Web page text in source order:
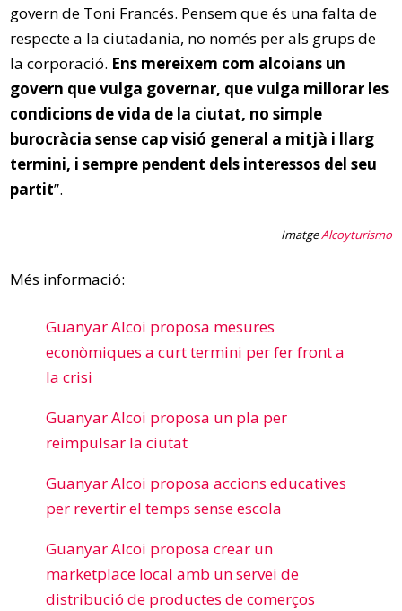
govern de Toni Francés. Pensem que és una falta de
respecte a la ciutadania, no només per als grups de
la corporació. Ens mereixem com alcoians un
govern que vulga governar, que vulga millorar les
condicions de vida de la ciutat, no simple
burocràcia sense cap visió general a mitjà i llarg
termini, i sempre pendent dels interessos del seu
partit”.
ImatgeAlcoyturismo
Més informació:
Guanyar Alcoi proposa mesures
econòmiques a curt termini per fer front a
la crisi
Guanyar Alcoi proposa un pla per
reimpulsar la ciutat
Guanyar Alcoi proposa accions educatives
per revertir el temps sense escola
Guanyar Alcoi proposa crear un
marketplace local amb un servei de
distribució de productes de comerços